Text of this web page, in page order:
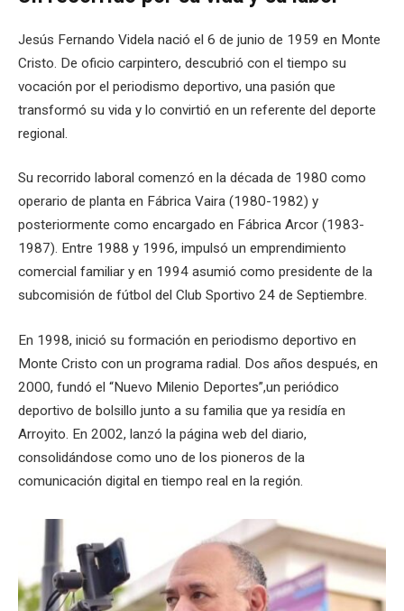
Jesús Fernando Videla nació el 6 de junio de 1959 en Monte
Cristo. De oficio carpintero, descubrió con el tiempo su
vocación por el periodismo deportivo, una pasión que
transformó su vida y lo convirtió en un referente del deporte
regional.
Su recorrido laboral comenzó en la década de 1980 como
operario de planta en Fábrica Vaira (1980-1982) y
posteriormente como encargado en Fábrica Arcor (1983-
1987). Entre 1988 y 1996, impulsó un emprendimiento
comercial familiar y en 1994 asumió como presidente de la
subcomisión de fútbol del Club Sportivo 24 de Septiembre.
En 1998, inició su formación en periodismo deportivo en
Monte Cristo con un programa radial. Dos años después, en
2000, fundó el “Nuevo Milenio Deportes”,un periódico
deportivo de bolsillo junto a su familia que ya residía en
Arroyito. En 2002, lanzó la página web del diario,
consolidándose como uno de los pioneros de la
comunicación digital en tiempo real en la región.